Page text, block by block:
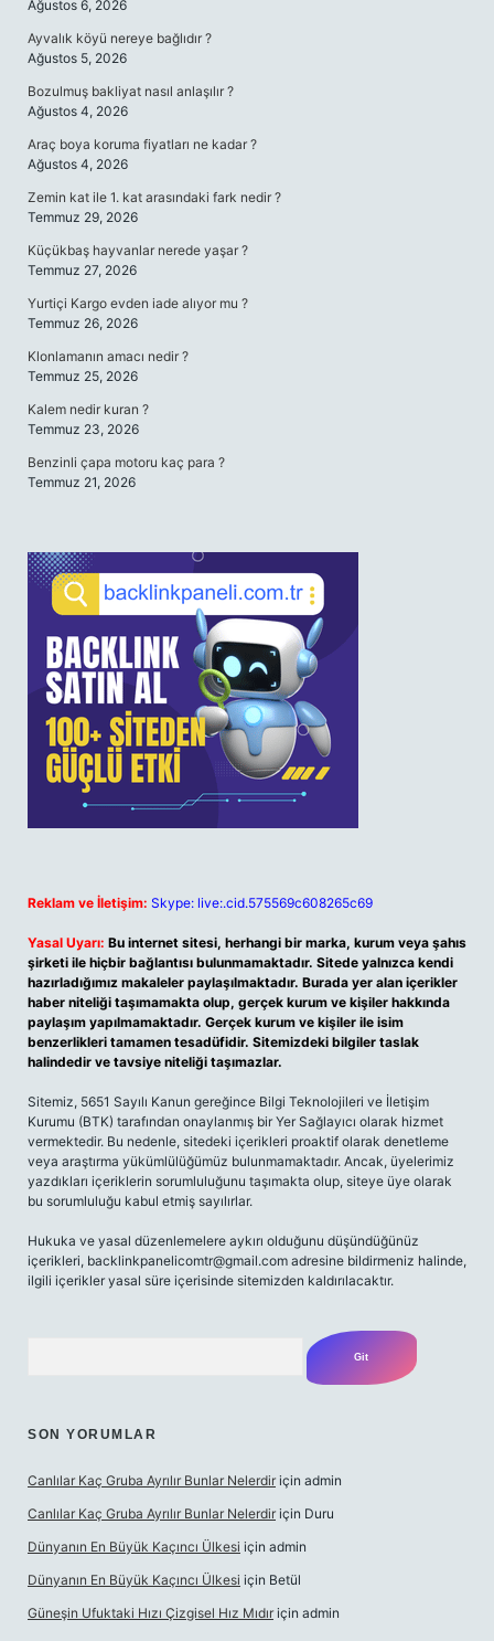
Ağustos 6, 2026
Ayvalık köyü nereye bağlıdır ?
Ağustos 5, 2026
Bozulmuş bakliyat nasıl anlaşılır ?
Ağustos 4, 2026
Araç boya koruma fiyatları ne kadar ?
Ağustos 4, 2026
Zemin kat ile 1. kat arasındaki fark nedir ?
Temmuz 29, 2026
Küçükbaş hayvanlar nerede yaşar ?
Temmuz 27, 2026
Yurtiçi Kargo evden iade alıyor mu ?
Temmuz 26, 2026
Klonlamanın amacı nedir ?
Temmuz 25, 2026
Kalem nedir kuran ?
Temmuz 23, 2026
Benzinli çapa motoru kaç para ?
Temmuz 21, 2026
Reklam ve İletişim: Skype: live:.cid.575569c608265c69
Yasal Uyarı: Bu internet sitesi, herhangi bir marka, kurum veya şahıs
şirketi ile hiçbir bağlantısı bulunmamaktadır. Sitede yalnızca kendi
hazırladığımız makaleler paylaşılmaktadır. Burada yer alan içerikler
haber niteliği taşımamakta olup, gerçek kurum ve kişiler hakkında
paylaşım yapılmamaktadır. Gerçek kurum ve kişiler ile isim
benzerlikleri tamamen tesadüfidir. Sitemizdeki bilgiler taslak
halindedir ve tavsiye niteliği taşımazlar.
Sitemiz, 5651 Sayılı Kanun gereğince Bilgi Teknolojileri ve İletişim
Kurumu (BTK) tarafından onaylanmış bir Yer Sağlayıcı olarak hizmet
vermektedir. Bu nedenle, sitedeki içerikleri proaktif olarak denetleme
veya araştırma yükümlülüğümüz bulunmamaktadır. Ancak, üyelerimiz
yazdıkları içeriklerin sorumluluğunu taşımakta olup, siteye üye olarak
bu sorumluluğu kabul etmiş sayılırlar.
Hukuka ve yasal düzenlemelere aykırı olduğunu düşündüğünüz
içerikleri, backlinkpanelicomtr@gmail.com adresine bildirmeniz halinde,
ilgili içerikler yasal süre içerisinde sitemizden kaldırılacaktır.
SON YORUMLAR
Canlılar Kaç Gruba Ayrılır Bunlar Nelerdir için admin
Canlılar Kaç Gruba Ayrılır Bunlar Nelerdir için Duru
Dünyanın En Büyük Kaçıncı Ülkesi için admin
Dünyanın En Büyük Kaçıncı Ülkesi için Betül
Güneşin Ufuktaki Hızı Çizgisel Hız Mıdır için admin